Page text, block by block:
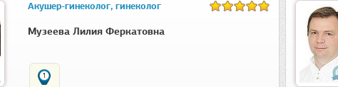
Акушер-гинеколог, гинеколог
Музеева Лилия Феркатовна
1